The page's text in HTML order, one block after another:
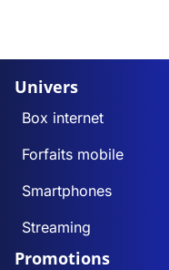
Univers
Box internet
Forfaits mobile
Smartphones
Streaming
Promotions